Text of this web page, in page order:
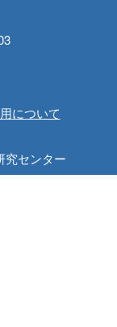
について
究センター